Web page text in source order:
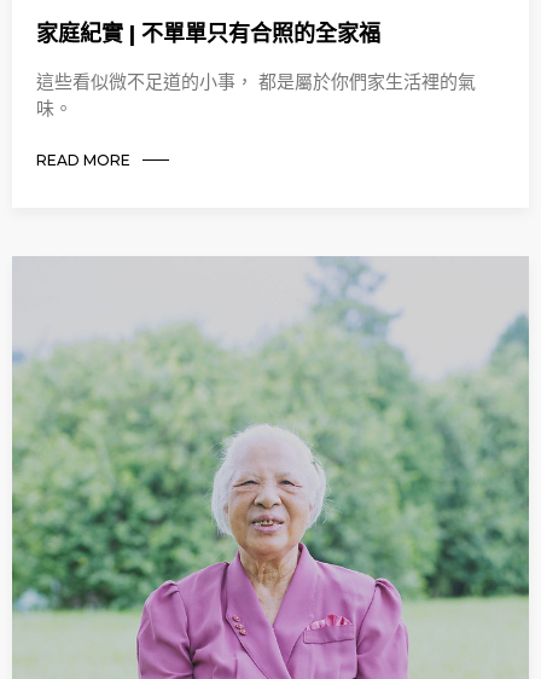
家庭紀實 | 不單單只有合照的全家福
這些看似微不足道的小事， 都是屬於你們家生活裡的氣
味。
READ MORE